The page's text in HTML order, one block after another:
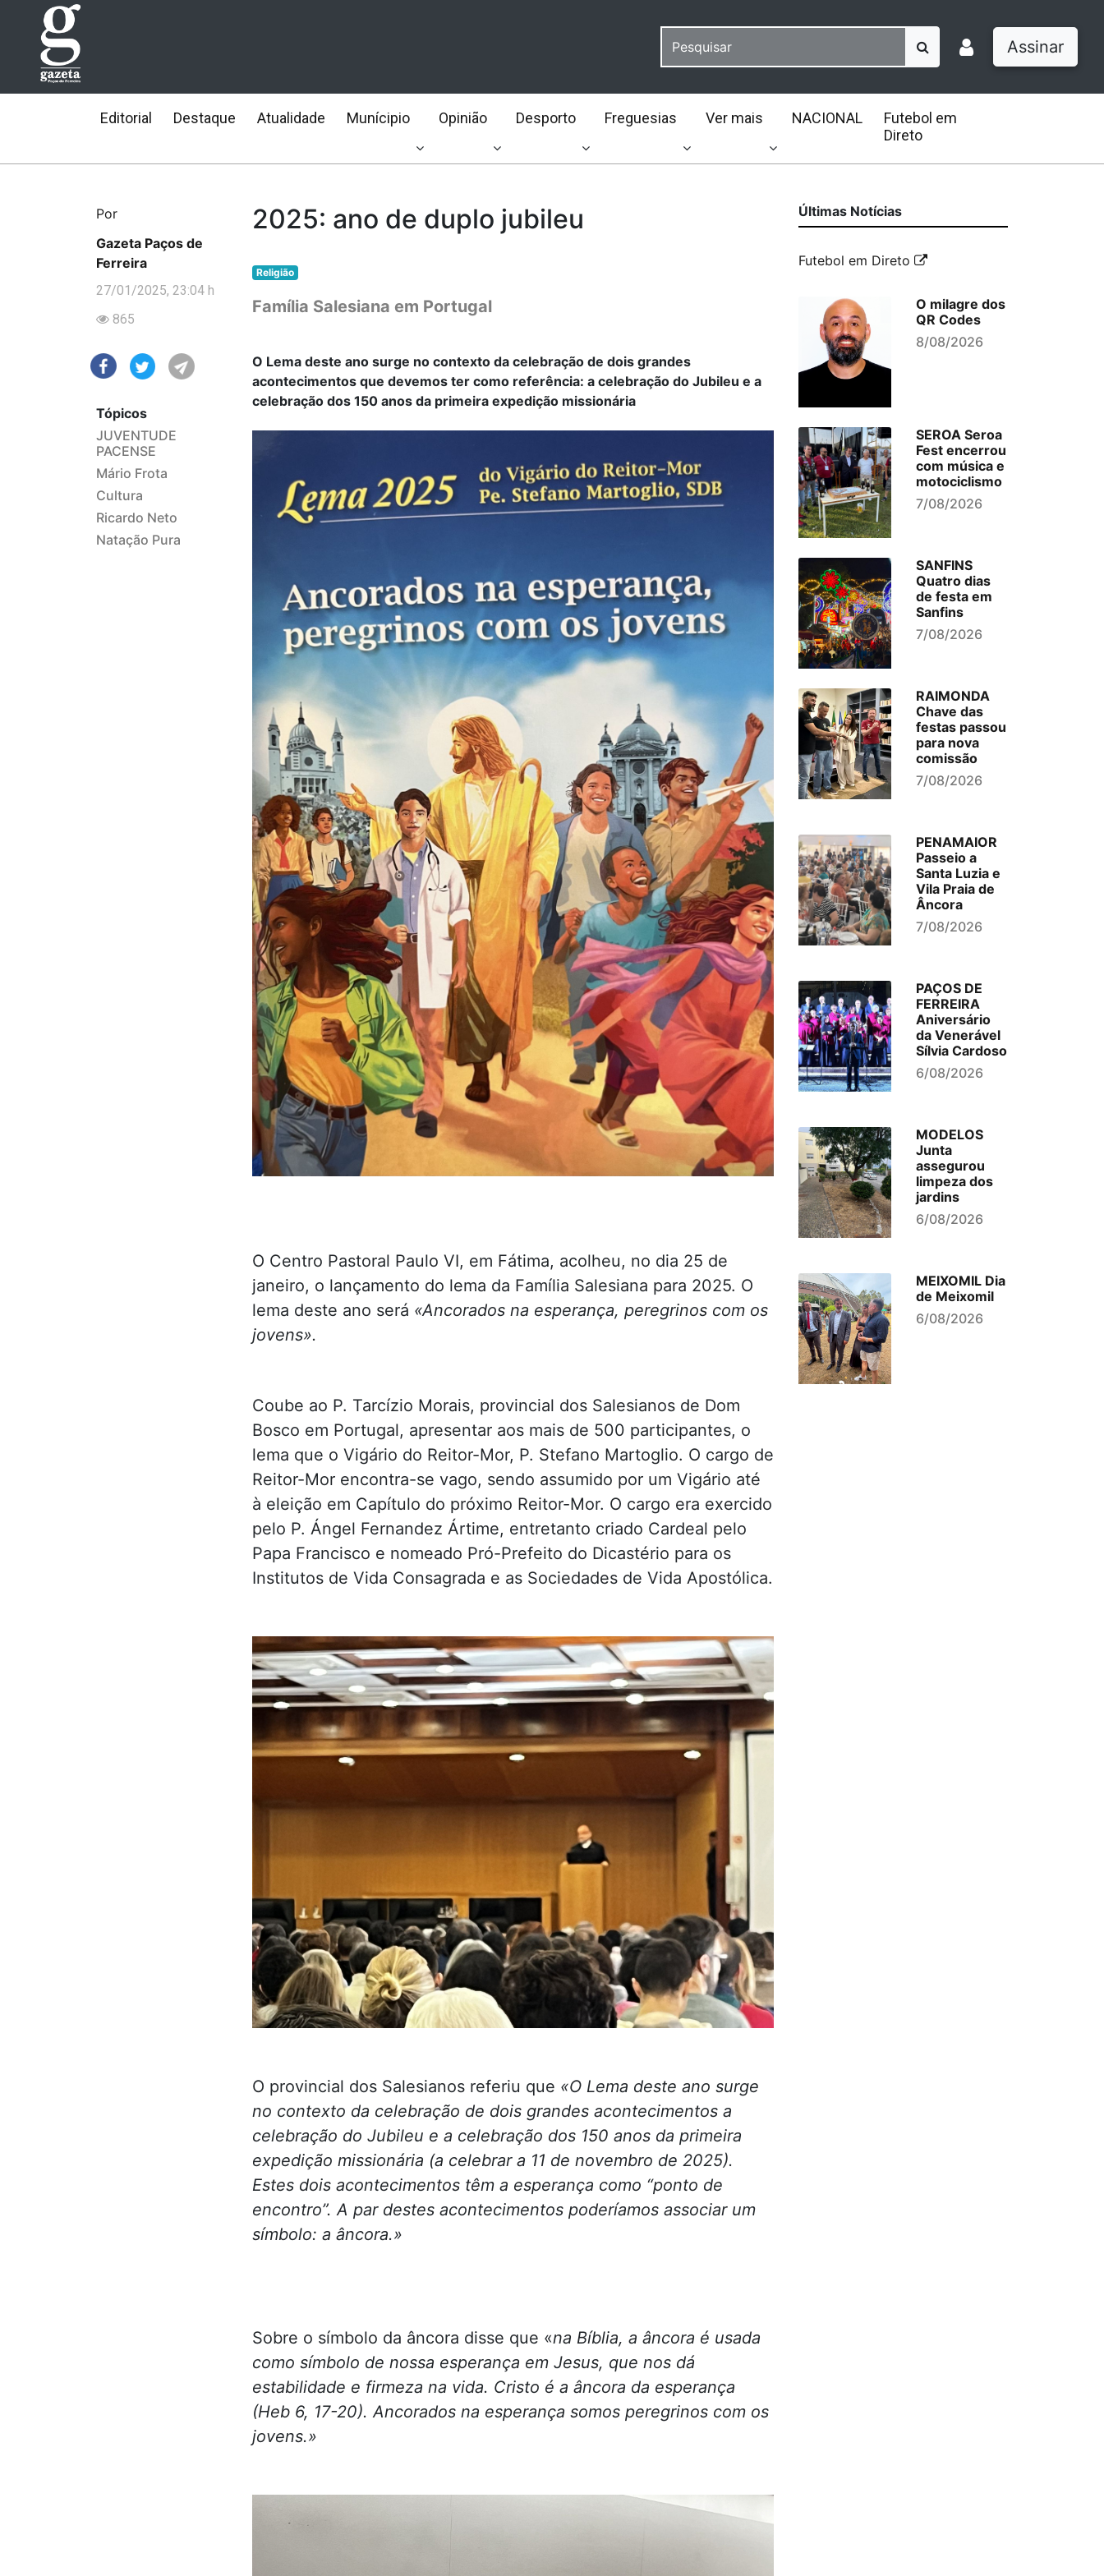
Assinar
Editorial Destaque Atualidade Munícipio Opinião Desporto Freguesias Ver mais NACIONAL
Futebol em
Direto
Por
Gazeta Paços de
Ferreira
27/01/2025, 23:04 h
865
Tópicos
JUVENTUDE
PACENSE
Mário Frota
Cultura
Ricardo Neto
Natação Pura
2025: ano de duplo jubileu
Religião
Família Salesiana em Portugal
O Lema deste ano surge no contexto da celebração de dois grandes
acontecimentos que devemos ter como referência: a celebração do Jubileu e a
celebração dos 150 anos da primeira expedição missionária
O Centro Pastoral Paulo VI, em Fátima, acolheu, no dia 25 de
janeiro, o lançamento do lema da Família Salesiana para 2025. O
lema deste ano será «Ancorados na esperança, peregrinos com os
jovens».
Coube ao P. Tarcízio Morais, provincial dos Salesianos de Dom
Bosco em Portugal, apresentar aos mais de 500 participantes, o
lema que o Vigário do Reitor-Mor, P. Stefano Martoglio. O cargo de
Reitor-Mor encontra-se vago, sendo assumido por um Vigário até
à eleição em Capítulo do próximo Reitor-Mor. O cargo era exercido
pelo P. Ángel Fernandez Ártime, entretanto criado Cardeal pelo
Papa Francisco e nomeado Pró-Prefeito do Dicastério para os
Institutos de Vida Consagrada e as Sociedades de Vida Apostólica.
O provincial dos Salesianos referiu que «O Lema deste ano surge
no contexto da celebração de dois grandes acontecimentos a
celebração do Jubileu e a celebração dos 150 anos da primeira
expedição missionária (a celebrar a 11 de novembro de 2025).
Estes dois acontecimentos têm a esperança como “ponto de
encontro”. A par destes acontecimentos poderíamos associar um
símbolo: a âncora.»
Sobre o símbolo da âncora disse que «na Bíblia, a âncora é usada
como símbolo de nossa esperança em Jesus, que nos dá
estabilidade e firmeza na vida. Cristo é a âncora da esperança
(Heb 6, 17-20). Ancorados na esperança somos peregrinos com os
jovens.»
Últimas Notícias
Futebol em Direto
O milagre dos
QR Codes
8/08/2026
SEROA Seroa
Fest encerrou
com música e
motociclismo
7/08/2026
SANFINS
Quatro dias
de festa em
Sanfins
7/08/2026
RAIMONDA
Chave das
festas passou
para nova
comissão
7/08/2026
PENAMAIOR
Passeio a
Santa Luzia e
Vila Praia de
Âncora
7/08/2026
PAÇOS DE
FERREIRA
Aniversário
da Venerável
Sílvia Cardoso
6/08/2026
MODELOS
Junta
assegurou
limpeza dos
jardins
6/08/2026
MEIXOMIL Dia
de Meixomil
6/08/2026